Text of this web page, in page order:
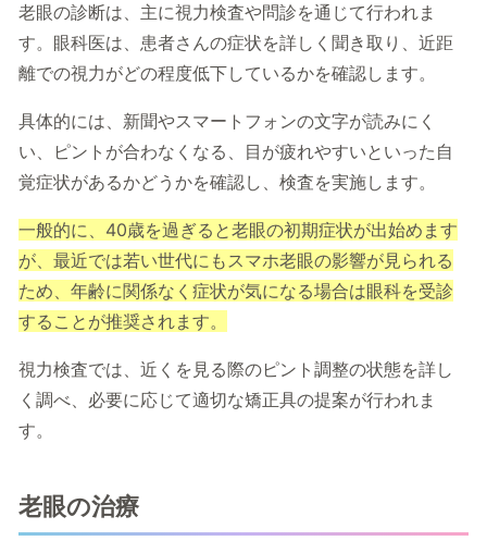
老眼の診断は、主に視力検査や問診を通じて行われま
す。眼科医は、患者さんの症状を詳しく聞き取り、近距
離での視力がどの程度低下しているかを確認します。
具体的には、新聞やスマートフォンの文字が読みにく
い、ピントが合わなくなる、目が疲れやすいといった自
覚症状があるかどうかを確認し、検査を実施します。
一般的に、40歳を過ぎると老眼の初期症状が出始めます
が、最近では若い世代にもスマホ老眼の影響が見られる
ため、年齢に関係なく症状が気になる場合は眼科を受診
することが推奨されます。
視力検査では、近くを見る際のピント調整の状態を詳し
く調べ、必要に応じて適切な矯正具の提案が行われま
す。
老眼の治療